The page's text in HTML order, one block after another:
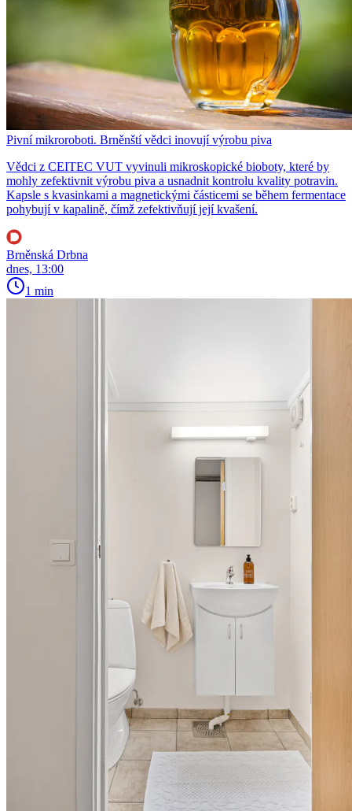
Pivní mikroroboti. Brněnští vědci inovují výrobu piva
Vědci z CEITEC VUT vyvinuli mikroskopické bioboty, které by
mohly zefektivnit výrobu piva a usnadnit kontrolu kvality potravin.
Kapsle s kvasinkami a magnetickými částicemi se během fermentace
pohybují v kapalině, čímž zefektivňují její kvašení.
Brněnská Drbna
dnes, 13:00
1 min